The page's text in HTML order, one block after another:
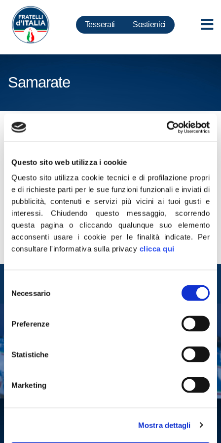
Questo sito web utilizza i cookie
Questo sito utilizza cookie tecnici e di profilazione propri
e di richieste parti per le sue funzioni funzionali e inviati di
pubblicità, contenuti e servizi più vicini ai tuoi gusti e
interessi.Chiudendo questo messaggio, scorrendo
questa pagina o cliccando qualunque suo elemento
acconsenti usare i cookie per le finalità indicate. Per
consultare l'informativa sulla privacy clicca qui
delNecessario
Preferenze
Statistiche
Marketing
Mostra dettagli
Tesserati Sostienici
Samarate
Cliccare sul seguente link per
ZIP
Certificati Penali e Curriculum Vitae
Samarate